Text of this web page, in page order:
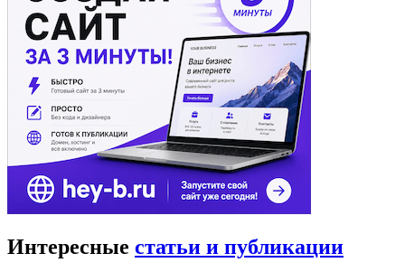
Интересные статьи и публикации